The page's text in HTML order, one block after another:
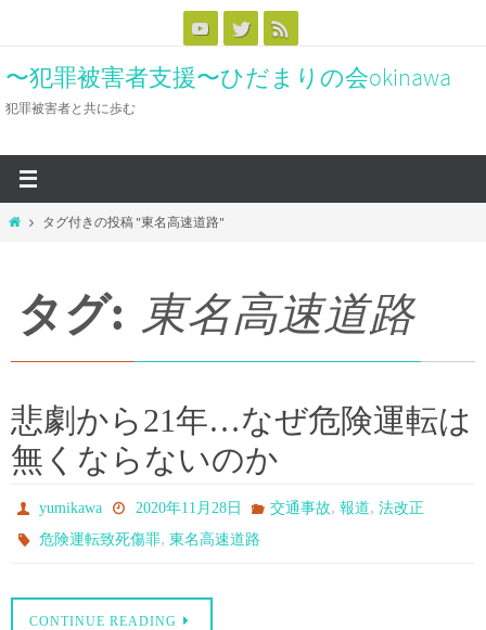
テ
ン
へ
キ
〜犯罪被害者支援〜ひだまりの会okinawa
犯罪被害者と共に歩む
ホ
タグ付きの投稿 "東名高速道路"
タグ: 東名高速道路
悲劇から21年…なぜ危険運転は
無くならないのか
yumikawa 2020年11月28日 交通事故, 報道, 法改正
危険運転致死傷罪,東名高速道路
CONTINUE READING